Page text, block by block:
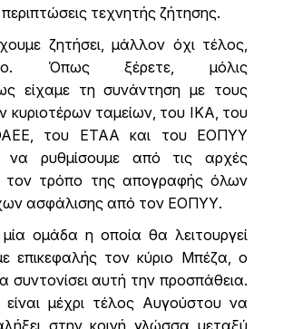
τεχνητής ζήτησης.
ζητήσει, μάλλον όχι τέλος,
Όπως ξέρετε, μόλις
είχαμε τη συνάντηση με τους
κυριοτέρων ταμείων, του ΙΚΑ, του
του ΕΤΑΑ και του ΕΟΠΥΥ
να ρυθμίσουμε από τις αρχές
τον τρόπο της απογραφής όλων
ασφάλισης από τον ΕΟΠΥΥ.
ομάδα η οποία θα λειτουργεί
επικεφαλής τον κύριο Μπέζα, ο
συντονίσει αυτή την προσπάθεια.
μέχρι τέλος Αυγούστου να
στην κοινή γλώσσα μεταξύ